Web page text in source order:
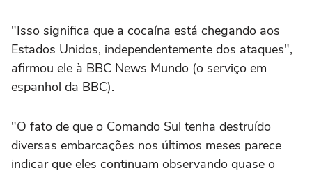
"Isso significa que a cocaína está chegando aos
Estados Unidos, independentemente dos ataques",
afirmou ele à BBC News Mundo (o serviço em
espanhol da BBC).
"O fato de que o Comando Sul tenha destruído
diversas embarcações nos últimos meses parece
indicar que eles continuam observando quase o